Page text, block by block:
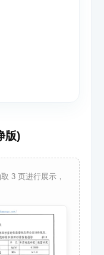
版)
3 页进行展示，